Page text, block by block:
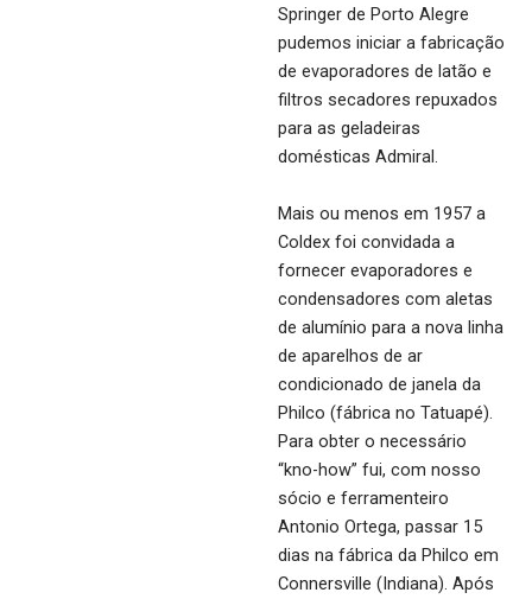
Springer de Porto Alegre
pudemos iniciar a fabricação
de evaporadores de latão e
filtros secadores repuxados
para as geladeiras
domésticas Admiral.
Mais ou menos em 1957 a
Coldex foi convidada a
fornecer evaporadores e
condensadores com aletas
de alumínio para a nova linha
de aparelhos de ar
condicionado de janela da
Philco (fábrica no Tatuapé).
Para obter o necessário
“kno-how” fui, com nosso
sócio e ferramenteiro
Antonio Ortega, passar 15
dias na fábrica da Philco em
Connersville (Indiana). Após